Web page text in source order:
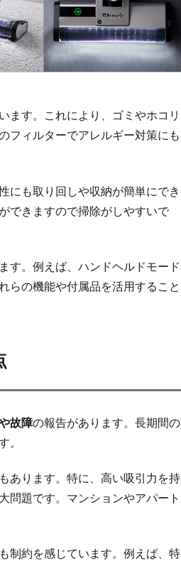
ます。これにより、ゴミやホコリ
フィルターでアレルギー対策にも
にも取り回しや収納が簡単にでき
できますので掃除がしやすいで
す。例えば、ハンドヘルドモード
らの機能や付属品を活用すること
故障の報告があります。長期間の
。
あります。特に、高い吸引力を持
問題です。マンションやアパート
制約を感じています。例えば、特